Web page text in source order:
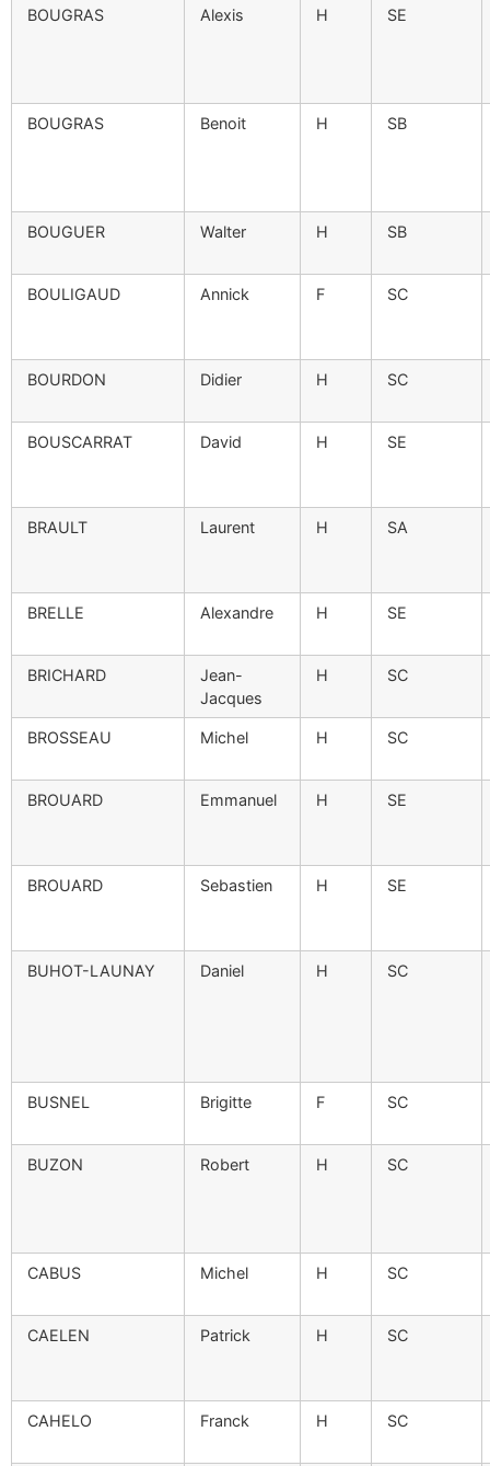
BOUGRAS Alexis H SE
BOUGRAS Benoit H SB
BOUGUER Walter H SB
BOULIGAUD Annick F SC
BOURDON Didier H SC
BOUSCARRAT David H SE
BRAULT Laurent H SA
BRELLE Alexandre H SE
BRICHARD
Jean-
Jacques
H SC
BROSSEAU Michel H SC
BROUARD Emmanuel H SE
BROUARD Sebastien H SE
BUHOT-LAUNAY Daniel H SC
BUSNEL Brigitte F SC
BUZON Robert H SC
CABUS Michel H SC
CAELEN Patrick H SC
CAHELO Franck H SC